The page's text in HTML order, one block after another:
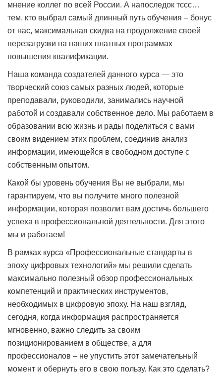
мнение коллег по всей России. А напоследок тссс…
тем, кто выбрал самый длинный путь обучения – бонус
от нас, максимальная скидка на продолжение своей
перезагрузки на наших платных программах
повышения квалификации.
Наша команда создателей данного курса — это
творческий союз самых разных людей, которые
преподавали, руководили, занимались научной
работой и создавали собственное дело. Мы работаем в
образовании всю жизнь и рады поделиться с вами
своим видением этих проблем, соединив анализ
информации, имеющейся в свободном доступе с
собственным опытом.
Какой бы уровень обучения Вы не выбрали, мы
гарантируем, что вы получите много полезной
информации, которая позволит вам достичь большего
успеха в профессиональной деятельности. Для этого
мы и работаем!
В рамках курса «Профессиональные стандарты в
эпоху цифровых технологий» мы решили сделать
максимально полезный обзор профессиональных
компетенций и практических инструментов,
необходимых в цифровую эпоху. На наш взгляд,
сегодня, когда информация распространяется
мгновенно, важно следить за своим
позиционированием в обществе, а для
профессионалов – не упустить этот замечательный
момент и обернуть его в свою пользу. Как это сделать?